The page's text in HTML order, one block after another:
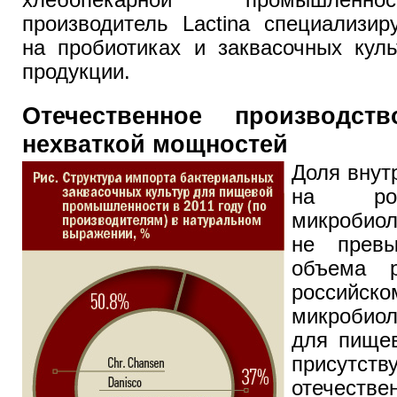
производитель Lactina
на пробиотиках и заквасочных
продукции.
Отечественное
нехваткой мощностей
Доля
на
не
объема
для